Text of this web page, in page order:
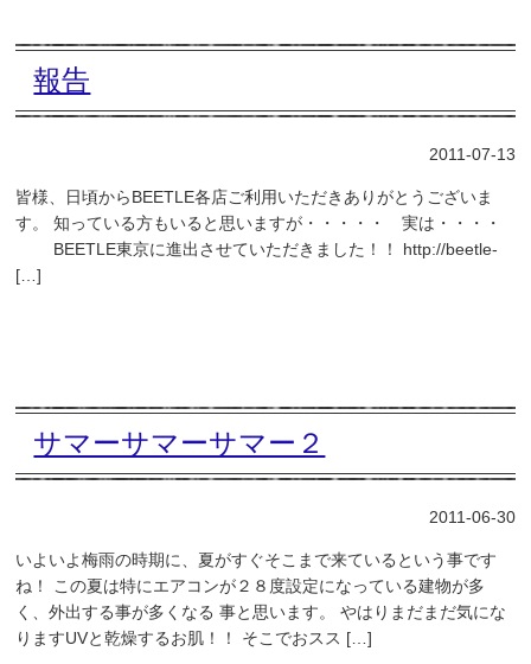
報告
2011-07-13
皆様、日頃からBEETLE各店ご利用いただきありがとうございま
す。 知っている方もいると思いますが・・・・・ 実は・・・・
BEETLE東京に進出させていただきました！！ http://beetle-
[…]
サマーサマーサマー２
2011-06-30
いよいよ梅雨の時期に、夏がすぐそこまで来ているという事です
ね！ この夏は特にエアコンが２８度設定になっている建物が多
く、外出する事が多くなる 事と思います。 やはりまだまだ気にな
りますUVと乾燥するお肌！！ そこでおスス […]